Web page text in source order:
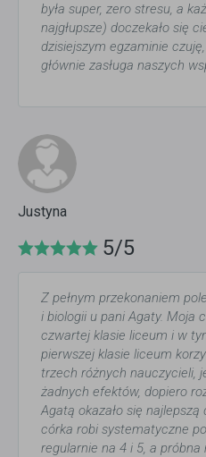
była super, zero stresu, a
najgłupsze) doczekało się
dzisiejszym egzaminie
głównie zasługa naszych
Justyna
5/5
Z pełnym przekonaniem
i biologii u pani Agaty. Moja
czwartej klasie liceum i w
pierwszej klasie liceum
trzech różnych nauczycieli,
żadnych efektów, dopiero
Agatą okazało się
córka robi systematyczne
regularnie na 4 i 5, a próbna